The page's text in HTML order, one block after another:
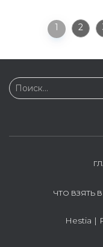
1 2
Н
а
и
Поиск…
ЧТО ВЗЯТЬ
Hestia |